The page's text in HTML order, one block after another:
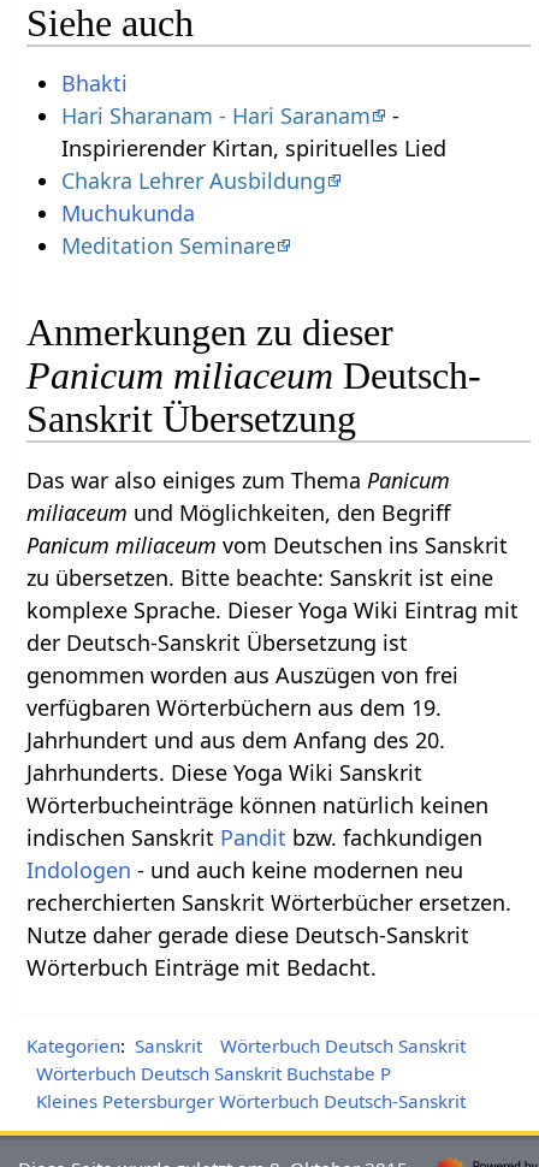
Siehe auch
Bhakti
Hari Sharanam - Hari Saranam
-
Inspirierender Kirtan, spirituelles Lied
Chakra Lehrer Ausbildung
Muchukunda
Meditation Seminare
Anmerkungen zu dieser
Panicum miliaceum Deutsch-
Sanskrit Übersetzung
Das war also einiges zum ThemaPanicum
miliaceum und Möglichkeiten, den Begriff
Panicum miliaceumvom Deutschen ins Sanskrit
zu übersetzen. Bitte beachte: Sanskrit ist eine
komplexe Sprache. Dieser Yoga Wiki Eintrag mit
der Deutsch-Sanskrit Übersetzung ist
genommen worden aus Auszügen von frei
verfügbaren Wörterbüchern aus dem 19.
Jahrhundert und aus dem Anfang des 20.
Jahrhunderts. Diese Yoga Wiki Sanskrit
Wörterbucheinträge können natürlich keinen
indischen Sanskrit Pandit bzw. fachkundigen
Indologen - und auch keine modernen neu
recherchierten Sanskrit Wörterbücher ersetzen.
Nutze daher gerade diese Deutsch-Sanskrit
Wörterbuch Einträge mit Bedacht.
Kategorien: Sanskrit
Wörterbuch Deutsch Sanskrit
Wörterbuch Deutsch Sanskrit Buchstabe P
Kleines Petersburger Wörterbuch Deutsch-Sanskrit